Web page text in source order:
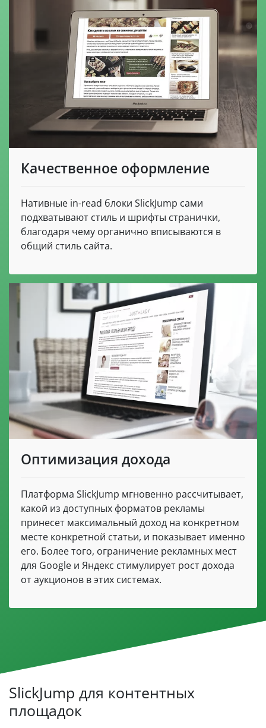
Качественное оформление
Нативные in-read блоки SlickJump сами
подхватывают стиль и шрифты странички,
благодаря чему органично вписываются в
общий стиль сайта.
Оптимизация дохода
Платформа SlickJump мгновенно рассчитывает,
какой из доступных форматов рекламы
принесет максимальный доход на конкретном
месте конкретной статьи, и показывает именно
его. Более того, ограничение рекламных мест
для Google и Яндекс стимулирует рост дохода
от аукционов в этих системах.
SlickJump для контентных
площадок